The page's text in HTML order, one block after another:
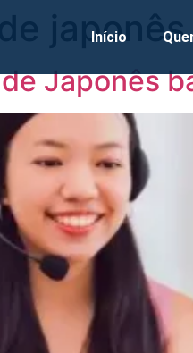
Início
japonês
Japonês